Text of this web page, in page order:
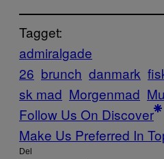
Tagget:
admiralgade
26 brunch danmark
sk mad Morgenmad
Follow Us On Discover
Make Us Preferred In
Del